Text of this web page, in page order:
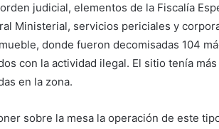
judicial, elementos de la Fiscalía
Ministerial, servicios periciales y
donde fueron decomisadas 104
con la actividad ilegal. El sitio tenía
en la zona.
sobre la mesa la operación de este